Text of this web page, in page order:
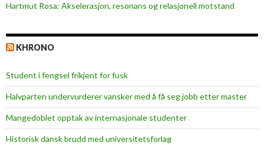
l
r
k
æ
r
Hartmut Rosa: Akselerasjon, resonans og relasjonell motstand
KHRONO
Student i fengsel frikjent for fusk
Halvparten undervurderer vansker med å få seg jobb etter master
Mangedoblet opptak av internasjonale studenter
Historisk dansk brudd med universitetsforlag